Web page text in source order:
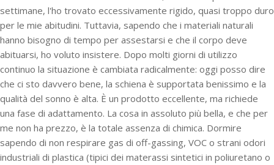
settimane, l'ho trovato eccessivamente rigido, quasi troppo duro
per le mie abitudini. Tuttavia, sapendo che i materiali naturali
hanno bisogno di tempo per assestarsi e che il corpo deve
abituarsi, ho voluto insistere. Dopo molti giorni di utilizzo
continuo la situazione è cambiata radicalmente: oggi posso dire
che ci sto davvero bene, la schiena è supportata benissimo e la
qualità del sonno è alta. È un prodotto eccellente, ma richiede
una fase di adattamento. La cosa in assoluto più bella, e che per
me non ha prezzo, è la totale assenza di chimica. Dormire
sapendo di non respirare gas di off-gassing, VOC o strani odori
industriali di plastica (tipici dei materassi sintetici in poliuretano o